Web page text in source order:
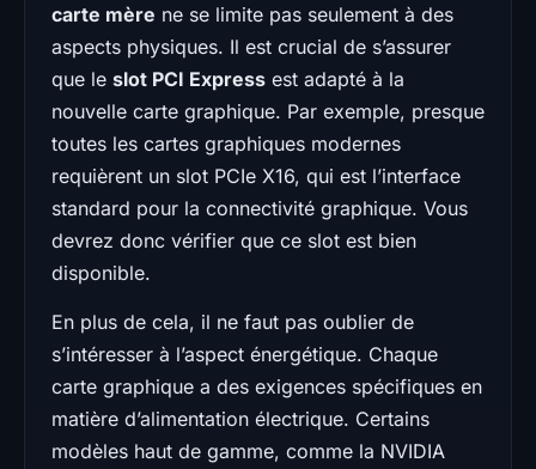
carte mère ne se limite pas seulement à des
aspects physiques. Il est crucial de s’assurer
que le slot PCI Express est adapté à la
nouvelle carte graphique. Par exemple, presque
toutes les cartes graphiques modernes
requièrent un slot PCIe X16, qui est l’interface
standard pour la connectivité graphique. Vous
devrez donc vérifier que ce slot est bien
disponible.
En plus de cela, il ne faut pas oublier de
s’intéresser à l’aspect énergétique. Chaque
carte graphique a des exigences spécifiques en
matière d’alimentation électrique. Certains
modèles haut de gamme, comme la NVIDIA